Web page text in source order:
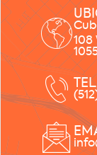
108